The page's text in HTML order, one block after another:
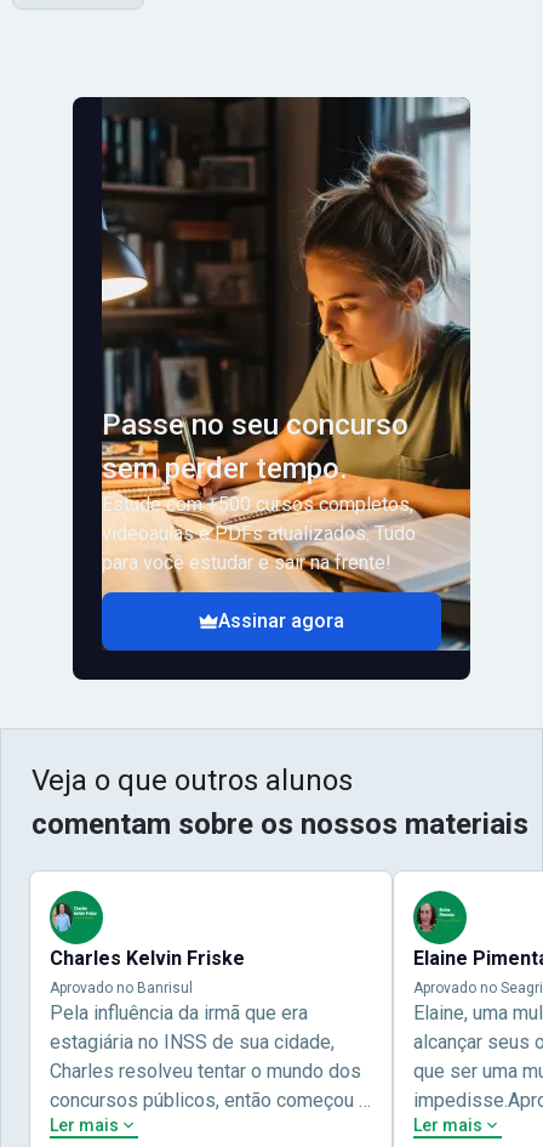
Passe no seu concurso
sem perder tempo.
Estude com +500 cursos completos,
videoaulas e PDFs atualizados. Tudo
para você estudar e sair na frente!
Assinar agora
Veja o que outros alunos
comentam sobre os nossos materiais
Charles Kelvin Friske
Aprovado no Banrisul
Pela influência da irmã que era
estagiária no INSS de sua cidade,
Charles resolveu tentar o mundo dos
concursos públicos, então começou a
estudar com contéudo gratuito que a
Ler mais
Elaine
Aprovado no
Elaine, uma
alcançar seus
que ser uma
concursos
Ler mais